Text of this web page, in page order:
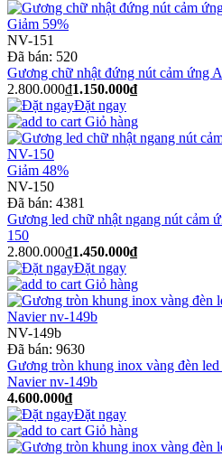
Giảm 59%
NV-151
Đã bán: 520
Gương chữ nhật đứng nút cảm ứng
2.800.000₫1.150.000₫
Đặt ngay
Giỏ hàng
Giảm 48%
NV-150
Đã bán: 4381
Gương led chữ nhật ngang nút cảm
150
2.800.000₫1.450.000₫
Đặt ngay
Giỏ hàng
NV-149b
Đã bán: 9630
Gương tròn khung inox vàng đèn
Navier nv-149b
4.600.000₫
Đặt ngay
Giỏ hàng